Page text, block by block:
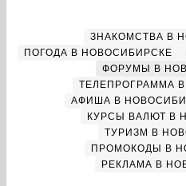
ЗНАКОМСТВА В
ПОГОДА В НОВОСИБИРСКЕ
ФОРУМЫ В
ТЕЛЕПРОГРАММА
АФИША В
КУРСЫ ВАЛЮТ В
ТУРИЗМ В
ПРОМОКОДЫ В
РЕКЛАМА В